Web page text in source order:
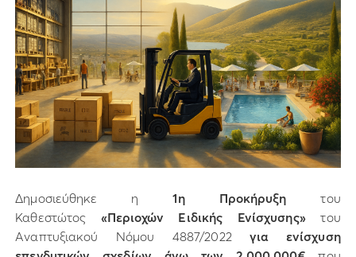
Δημοσιεύθηκε η1η Προκήρυξη του
Καθεστώτος «Περιοχών Ειδικής Ενίσχυσης»του
Αναπτυξιακού Νόμου 4887/2022για ενίσχυση